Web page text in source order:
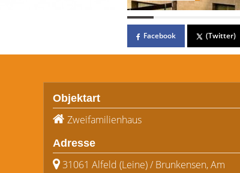
Facebook (Twitter)
Objektart
Zweifamilienhaus
Adresse
31061 Alfeld (Leine) / Brunkensen, Am